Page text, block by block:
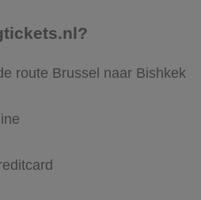
route Brussel naar Bishkek